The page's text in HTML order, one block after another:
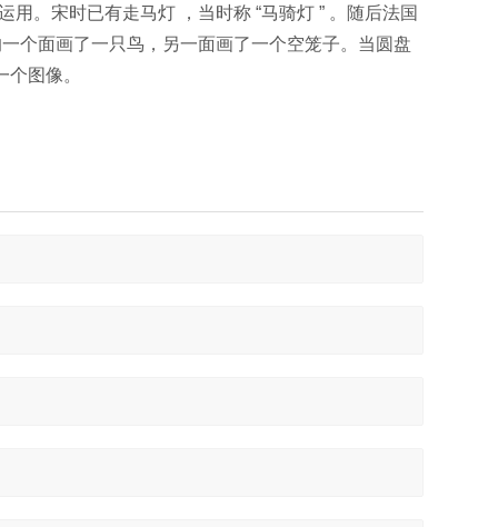
。宋时已有走马灯 ，当时称 “马骑灯 ” 。随后法国
个面画了一只鸟，另一面画了一个空笼子。当圆盘
图像。